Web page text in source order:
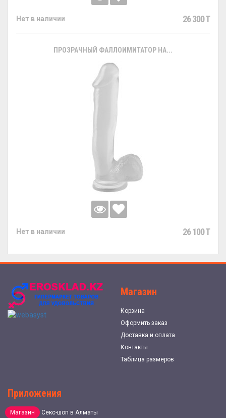
Нет в наличии 26 300 T
ПРОЗРАЧНЫЙ ФАЛЛОИМИТАТОР НА...
Нет в наличии 26 100 T
Магазин
Корзина
Оформить заказ
Доставка и оплата
Контакты
Таблица размеров
Приложения
Магазин Секс-шоп в Алматы